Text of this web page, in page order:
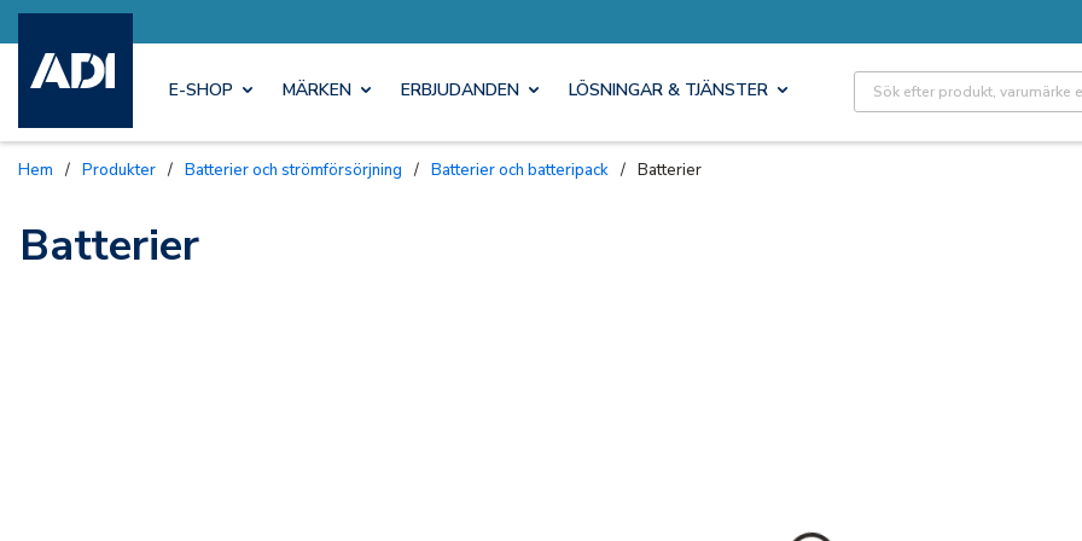
E-SHOP MÄRKEN ERBJUDANDEN LÖSNINGAR & TJÄNSTER Site Search
Hem / Produkter / Batterier och strömförsörjning / Batterier och batteripack / Batterier
Batterier